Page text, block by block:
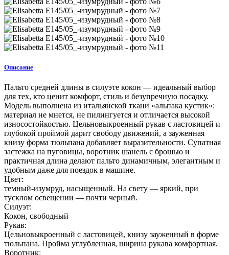
Описание
Пальто средней длины в силуэте кокон — идеальный выбор
для тех, кто ценит комфорт, стиль и безупречную посадку.
Модель выполнена из итальянской ткани «альпака кустик»:
материал не мнется, не пилингуется и отличается высокой
износостойкостью. Цельновыкроенный рукав с ластовицей и
глубокой проймой дарит свободу движений, а зауженная
книзу форма тюльпана добавляет выразительности. Супатная
застежка на пуговицы, воротник шанель с брошью и
практичная длина делают пальто динамичным, элегантным и
удобным даже для поездок в машине.
Цвет:
темный-изумруд, насыщенный. На свету — яркий, при
тусклом освещении — почти черный.
Силуэт:
Кокон, свободный
Рукав:
Цельновыкроенный с ластовицей, книзу зауженный в форме
тюльпана. Пройма углубленная, ширина рукава комфортная.
Воротник: